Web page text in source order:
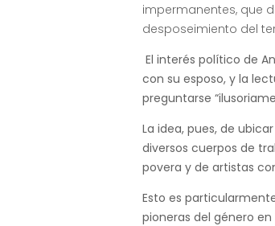
impermanentes, que
desposeimiento del
El interés político de
con su esposo, y la
preguntarse
La idea, pues, de
diversos cuerpos de
povera y de artistas
Esto es
pioneras del género en